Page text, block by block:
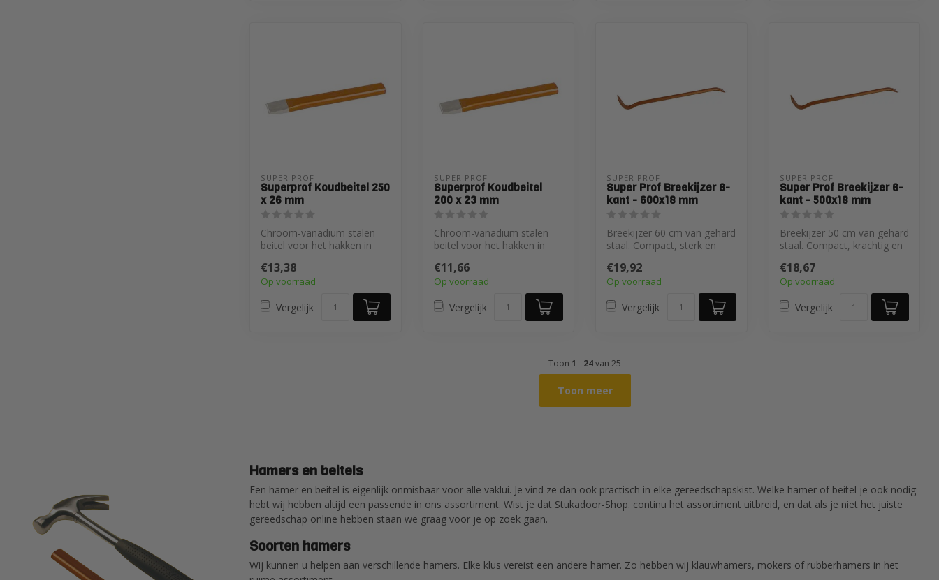
SUPER PROF
Superprof Koudbeitel 250
x 26 mm
Chroom-vanadium stalen
beitel voor het hakken in
sloopwe...
€13,38
Op voorraad
Vergelijk
SUPER PROF
Superprof Koudbeitel
200 x 23 mm
Chroom-vanadium stalen
beitel voor het hakken in
sloopwe...
€11,66
Op voorraad
Vergelijk
SUPER PROF
Super Prof Breekijzer 6-
kant - 600x18 mm
Breekijzer 60 cm van gehard
staal. Compact, sterk en
ei...
€19,92
Op voorraad
Vergelijk
SUPER PROF
Super Prof Breekijzer 6-
kant - 500x18 mm
Breekijzer 50 cm van gehard
staal. Compact, krachtig en
€18,67
Op voorraad
Vergelijk
Toon 1 - 24van 25
Toon meer
Hamers en beitels
Een hamer en beitel is eigenlijk onmisbaar voor alle vaklui. Je vind ze dan ook practisch in elke gereedschapskist. Welke hamer of beitel je ook nodig
hebt wij hebben altijd een passende in ons assortiment. Wist je dat Stukadoor-Shop. continu het assortiment uitbreid, en dat als je niet het juiste
gereedschap online hebben staan we graag voor je op zoek gaan.
Soorten hamers
Wij kunnen u helpen aan verschillende hamers. Elke klus vereist een andere hamer. Zo hebben wij klauwhamers, mokers of rubberhamers in het